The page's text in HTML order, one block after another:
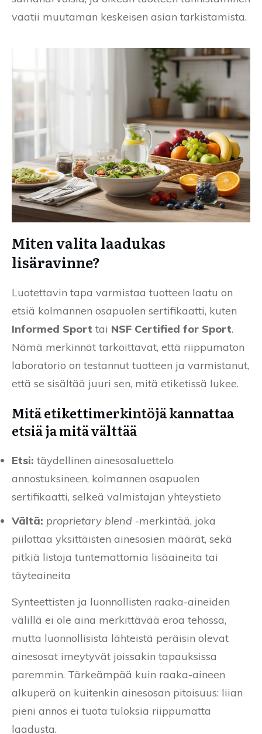
vaatii muutaman keskeisen asian tarkistamista.
Miten valita laadukas
lisäravinne?
Luotettavin tapa varmistaa tuotteen laatu on
etsiä kolmannen osapuolen sertifikaatti, kuten
Informed Sport tai NSF Certified for Sport.
Nämä merkinnät tarkoittavat, että riippumaton
laboratorio on testannut tuotteen ja varmistanut,
että se sisältää juuri sen, mitä etiketissä lukee.
Mitä etikettimerkintöjä kannattaa
etsiä ja mitä välttää
Etsi: täydellinen ainesosaluettelo
annostuksineen, kolmannen osapuolen
sertifikaatti, selkeä valmistajan yhteystieto
Vältä: proprietary blend -merkintää, joka
piilottaa yksittäisten ainesosien määrät, sekä
pitkiä listoja tuntemattomia lisäaineita tai
täyteaineita
Synteettisten ja luonnollisten raaka-aineiden
välillä ei ole aina merkittävää eroa tehossa,
mutta luonnollisista lähteistä peräisin olevat
ainesosat imeytyvät joissakin tapauksissa
paremmin. Tärkeämpää kuin raaka-aineen
alkuperä on kuitenkin ainesosan pitoisuus: liian
pieni annos ei tuota tuloksia riippumatta
laadusta.